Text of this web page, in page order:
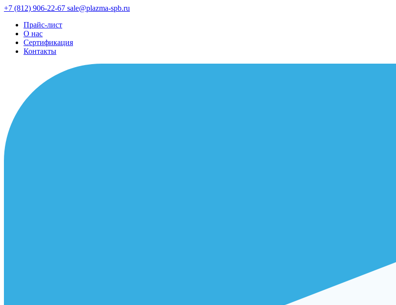
+7 (812) 906-22-67 sale@plazma-spb.ru
Прайс-лист
О нас
Сертификация
Контакты